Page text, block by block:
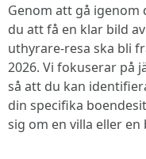
Genom att gå
du att få en klar bild
uthyrare-resa ska bli
2026. Vi fokuserar på
så att du kan
din specifika
sig om en villa eller